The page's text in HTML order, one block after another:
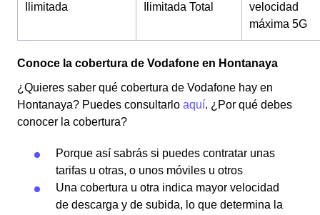
Ilimitada Ilimitada Total
velocidad
máxima 5G
Conoce la cobertura de Vodafone en Hontanaya
¿Quieres saber qué cobertura de Vodafone hay en
Hontanaya? Puedes consultarlo aquí. ¿Por qué debes
conocer la cobertura?
Porque así sabrás si puedes contratar unas
tarifas u otras, o unos móviles u otros
Una cobertura u otra indica mayor velocidad
de descarga y de subida, lo que determina la